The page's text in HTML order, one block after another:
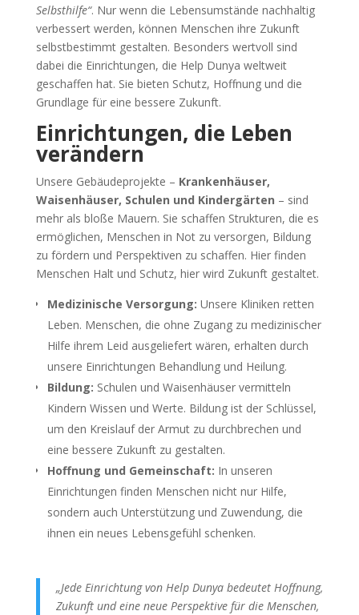
Selbsthilfe“. Nur wenn die Lebensumstände nachhaltig
verbessert werden, können Menschen ihre Zukunft
selbstbestimmt gestalten. Besonders wertvoll sind
dabei die Einrichtungen, die Help Dunya weltweit
geschaffen hat. Sie bieten Schutz, Hoffnung und die
Grundlage für eine bessere Zukunft.
Einrichtungen, die Leben
verändern
Unsere Gebäudeprojekte – Krankenhäuser,
Waisenhäuser, Schulen und Kindergärten – sind
mehr als bloße Mauern. Sie schaffen Strukturen, die es
ermöglichen, Menschen in Not zu versorgen, Bildung
zu fördern und Perspektiven zu schaffen. Hier finden
Menschen Halt und Schutz, hier wird Zukunft gestaltet.
Medizinische Versorgung: Unsere Kliniken retten
Leben. Menschen, die ohne Zugang zu medizinischer
Hilfe ihrem Leid ausgeliefert wären, erhalten durch
unsere Einrichtungen Behandlung und Heilung.
Bildung: Schulen und Waisenhäuser vermitteln
Kindern Wissen und Werte. Bildung ist der Schlüssel,
um den Kreislauf der Armut zu durchbrechen und
eine bessere Zukunft zu gestalten.
Hoffnung und Gemeinschaft: In unseren
Einrichtungen finden Menschen nicht nur Hilfe,
sondern auch Unterstützung und Zuwendung, die
ihnen ein neues Lebensgefühl schenken.
„Jede Einrichtung von Help Dunya bedeutet Hoffnung,
Zukunft und eine neue Perspektive für die Menschen,